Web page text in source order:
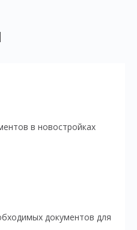
в новостройках
документов для